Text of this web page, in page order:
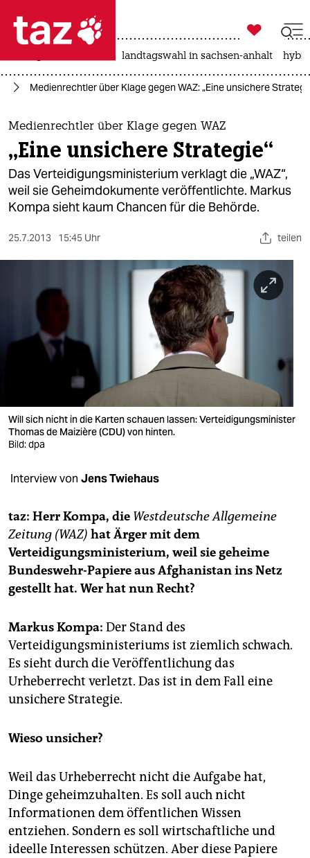
 taz zahl ich
taz zahl ich
themen
politik
öko
gesellschaft
berlin
nord
verlag
verlag
shop
fragen & hilfe
unterstützen
abo
genossenschaft
epaper login

taz zahl ich
landtagswahl in sachsen-anhalt
Medienrechtler über Klage gegen WAZ: „Eine unsichere
Medienrechtler über Klage gegen WAZ
„Eine unsichere Strategie“
Das Verteidigungsministerium verklagt die „WAZ“,
weil sie Geheimdokumente veröffentlichte. Markus
Kompa sieht kaum Chancen für die Behörde.
25.7.2013 15:45 Uhr teilen
Will sich nicht in die Karten schauen lassen: Verteidigungsminister
Thomas de Maizière (CDU) von hinten.
Bild: dpa
Interview von Jens Twiehaus
taz: Herr Kompa, die Westdeutsche Allgemeine
Zeitung (WAZ) hat Ärger mit dem
Verteidigungsministerium, weil sie geheime
Bundeswehr-Papiere aus Afghanistan ins Netz
gestellt hat. Wer hat nun Recht?
Markus Kompa: Der Stand des
Verteidigungsministeriums ist ziemlich schwach.
Es sieht durch die Veröffentlichung das
Urheberrecht verletzt. Das ist in dem Fall eine
unsichere Strategie.
Wieso unsicher?
Weil das Urheberrecht nicht die Aufgabe hat,
Dinge geheimzuhalten. Es soll auch nicht
Informationen dem öffentlichen Wissen
entziehen. Sondern es soll wirtschaftliche und
ideelle Interessen schützen. Aber diese Papiere